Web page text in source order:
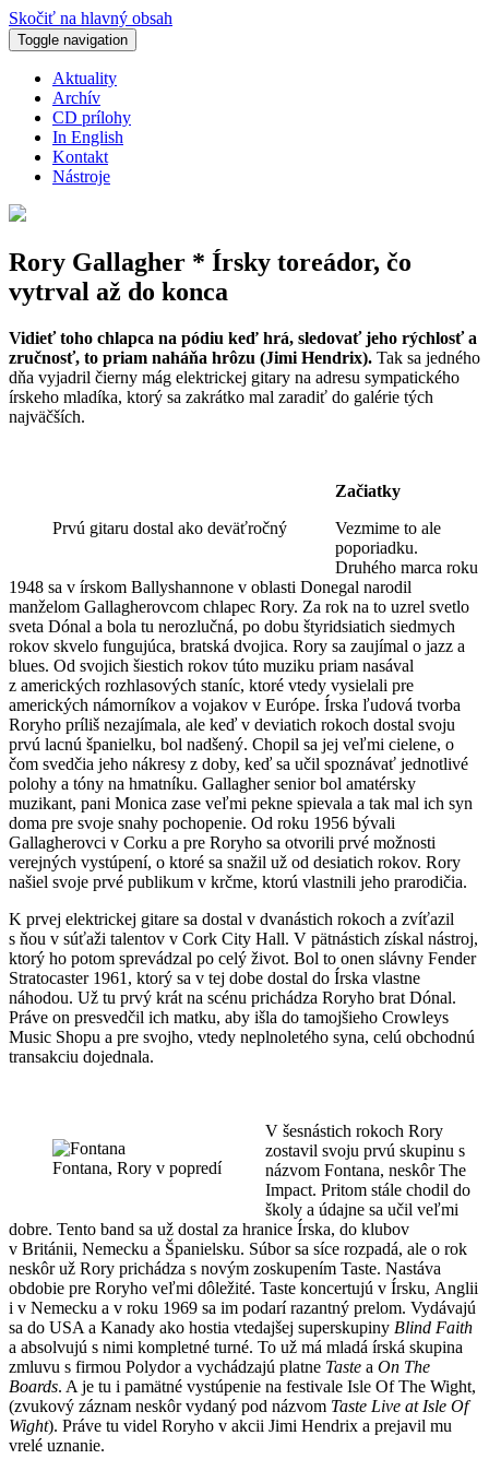
Skočiť na hlavný obsah
Toggle navigation
Aktuality
Archív
CD prílohy
In English
Kontakt
Nástroje
Rory Gallagher * Írsky toreádor, čo
vytrval až do konca
Vidieť toho chlapca na pódiu keď hrá, sledovať jeho rýchlosť a
zručnosť, to priam naháňa hrôzu (Jimi Hendrix). Tak sa jedného
dňa vyjadril čierny mág elektrickej gitary na adresu sympatického
írskeho mladíka, ktorý sa zakrátko mal zaradiť do galérie tých
najväčších.
Prvú gitaru dostal ako deväťročný
Začiatky
Vezmime to ale
poporiadku.
Druhého marca roku
1948 sa v írskom Ballyshannone v oblasti Donegal narodil
manželom Gallagherovcom chlapec Rory. Za rok na to uzrel svetlo
sveta Dónal a bola tu nerozlučná, po dobu štyridsiatich siedmych
rokov skvelo fungujúca, bratská dvojica. Rory sa zaujímal o jazz a
blues. Od svojich šiestich rokov túto muziku priam nasával
z amerických rozhlasových staníc, ktoré vtedy vysielali pre
amerických námorníkov a vojakov v Európe. Írska ľudová tvorba
Roryho príliš nezajímala, ale keď v deviatich rokoch dostal svoju
prvú lacnú španielku, bol nadšený. Chopil sa jej veľmi cielene, o
čom svedčia jeho nákresy z doby, keď sa učil spoznávať jednotlivé
polohy a tóny na hmatníku. Gallagher senior bol amatérsky
muzikant, pani Monica zase veľmi pekne spievala a tak mal ich syn
doma pre svoje snahy pochopenie. Od roku 1956 bývali
Gallagherovci v Corku a pre Roryho sa otvorili prvé možnosti
verejných vystúpení, o ktoré sa snažil už od desiatich rokov. Rory
našiel svoje prvé publikum v krčme, ktorú vlastnili jeho prarodičia.
K prvej elektrickej gitare sa dostal v dvanástich rokoch a zvíťazil
s ňou v súťaži talentov v Cork City Hall. V pätnástich získal nástroj,
ktorý ho potom sprevádzal po celý život. Bol to onen slávny Fender
Stratocaster 1961, ktorý sa v tej dobe dostal do Írska vlastne
náhodou. Už tu prvý krát na scénu prichádza Roryho brat Dónal.
Práve on presvedčil ich matku, aby išla do tamojšieho Crowleys
Music Shopu a pre svojho, vtedy neplnoletého syna, celú obchodnú
transakciu dojednala.
Fontana, Rory v popredí
V šesnástich rokoch Rory
zostavil svoju prvú skupinu s
názvom Fontana, neskôr The
Impact. Pritom stále chodil do
školy a údajne sa učil veľmi
dobre. Tento band sa už dostal za hranice Írska, do klubov
v Británii, Nemecku a Španielsku. Súbor sa síce rozpadá, ale o rok
neskôr už Rory prichádza s novým zoskupením Taste. Nastáva
obdobie pre Roryho veľmi dôležité. Taste koncertujú v Írsku, Anglii
i v Nemecku a v roku 1969 sa im podarí razantný prelom. Vydávajú
sa do USA a Kanady ako hostia vtedajšej superskupiny Blind Faith
a absolvujú s nimi kompletné turné. To už má mladá írská skupina
zmluvu s firmou Polydor a vychádzajú platne Taste a On The
Boards. A je tu i pamätné vystúpenie na festivale Isle Of The Wight,
(zvukový záznam neskôr vydaný pod názvom Taste Live at Isle Of
Wight). Práve tu videl Roryho v akcii Jimi Hendrix a prejavil mu
vrelé uznanie.